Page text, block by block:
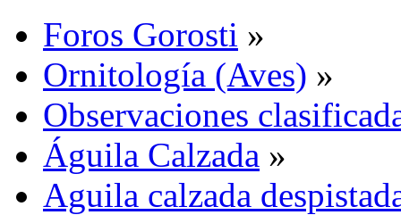
Foros Gorosti »
Ornitología (Aves) »
Observaciones
Águila Calzada »
Aguila calzada